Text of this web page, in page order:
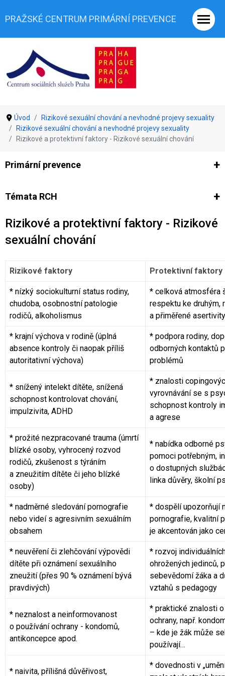
PRAŽSKÉ CENTRUM PRIMÁRNÍ PREVENCE
Úvod
Rizikové sexuální chování a nevhodné projevy sexuality
Rizikové sexuální chování a nevhodné projevy sexuality
Rizikové a protektivní faktory - Rizikové sexuální chování
Primární prevence
Ze světa prevence
Témata RCH
Co je rizikové chování (RCH) Agrese a šikana Závislostní
Rizikové a protektivní faktory - Rizikové
sexuální chování
Rizikové faktory Protektivní faktory
* nízký sociokulturní status rodiny,
chudoba, osobnostní patologie
rodičů, alkoholismus
* celková atmosféra
respektu ke druhým,
a přiměřené asertivity
* krajní výchova v rodině (úplná
absence kontroly či naopak příliš
autoritativní výchova)
* podpora rodiny,
odborných kontaktů
problémů
* snížený intelekt dítěte, snížená
schopnost kontrolovat chování,
impulzivita, ADHD
* znalosti
vyrovnávání se s
schopnost kontroly
a agrese
* prožité nezpracované trauma (úmrtí
blízké osoby, vyhrocený rozvod
rodičů, zkušenost s týráním
a zneužitím dítěte či jeho blízké
osoby)
* nabídka odborné
pomoci potřebným,
o dostupných
linka důvěry, školní
* nadměrné sledování pornografie
nebo videí s agresivním sexuálním
obsahem
* dospělí upozorňují
pornografie, kvalitní
je akcentován jako
* neuvěření či zlehčování výpovědi
dítěte při oznámení sexuálního
zneužití (přes 90 % oznámení bývá
pravdivých)
* rozvoj
ohrožených jedinců,
sebevědomí žáka a
vztahů s pedagogy
* neznalost a neinformovanost
o používání ochrany - kondomů,
antikoncepce apod.
* praktické znalosti
ochrany, např.
– kde je žák může
používají…
* naivita, přílišná důvěřivost,
* dovednosti v